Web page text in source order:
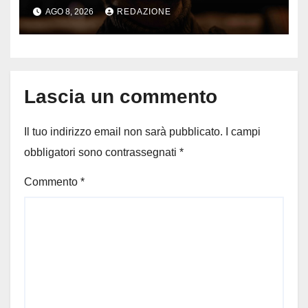
silenzio dopo la notte in
ospedale: come sta e cosa
succede al tour
AGO 8, 2026 REDAZIONE
Lascia un commento
Il tuo indirizzo email non sarà pubblicato.
I campi
obbligatori sono contrassegnati *
Commento *